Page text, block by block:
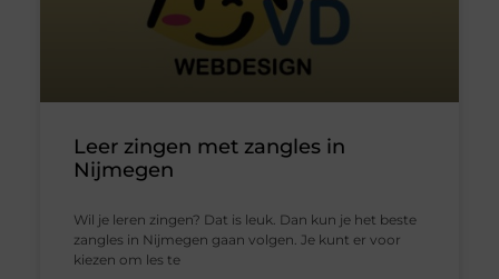
Leer zingen met zangles in
Nijmegen
Wil je leren zingen? Dat is leuk. Dan kun je het beste
zangles in Nijmegen gaan volgen. Je kunt er voor
kiezen om les te